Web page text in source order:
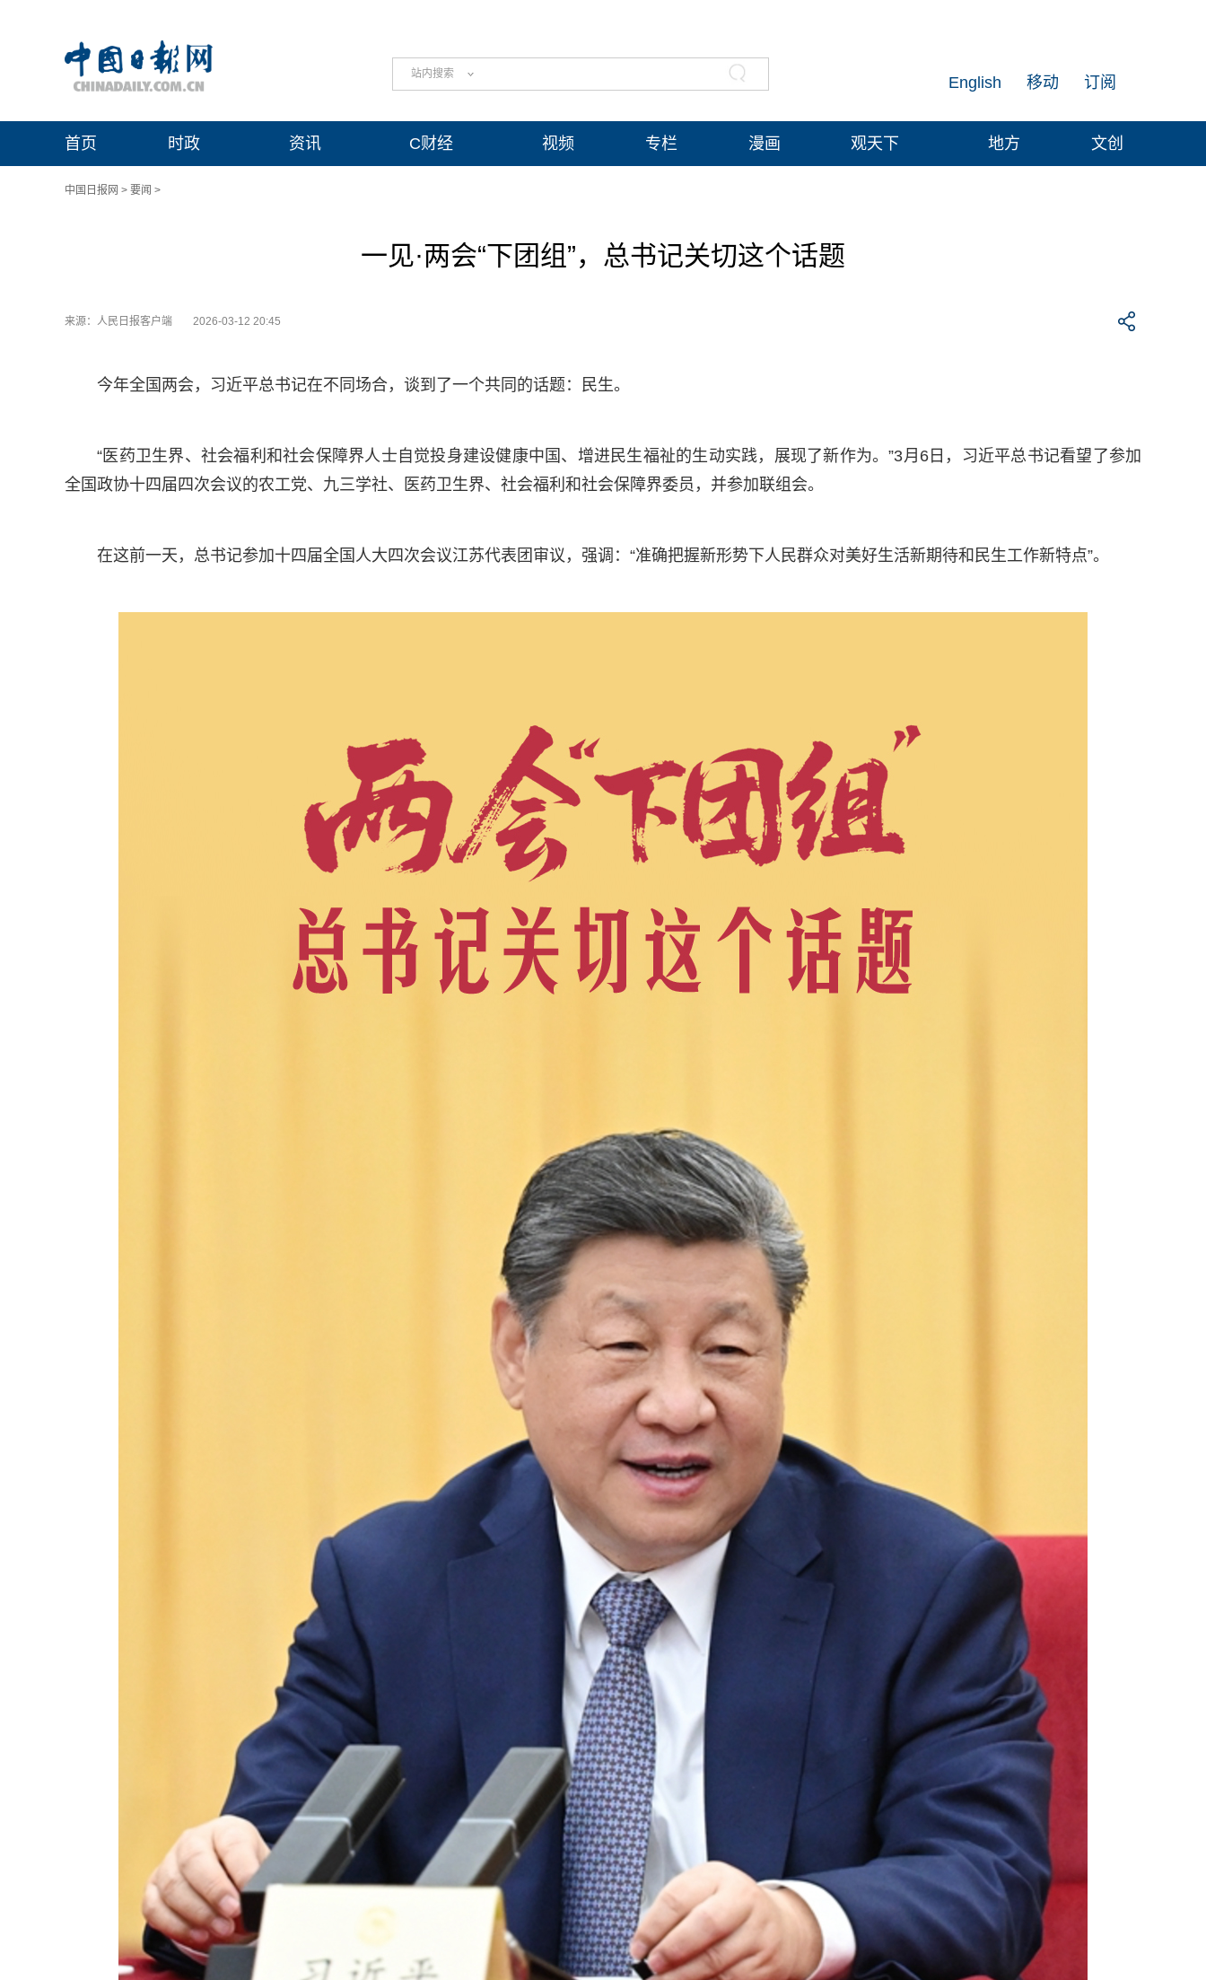
站内搜索 订阅
移动
English
首页 时政 资讯 C财经 视频 专栏 漫画 观天下 地方 文创
中国日报网 > 要闻 >
一见·两会“下团组”，总书记关切这个话题
来源：人民日报客户端 2026-03-12 20:45
今年全国两会，习近平总书记在不同场合，谈到了一个共同的话题：民生。
“医药卫生界、社会福利和社会保障界人士自觉投身建设健康中国、增进民生福祉的生动实践，展现了新作为。”3月6日，习近平总书记看望了参加
全国政协十四届四次会议的农工党、九三学社、医药卫生界、社会福利和社会保障界委员，并参加联组会。
在这前一天，总书记参加十四届全国人大四次会议江苏代表团审议，强调：“准确把握新形势下人民群众对美好生活新期待和民生工作新特点”。